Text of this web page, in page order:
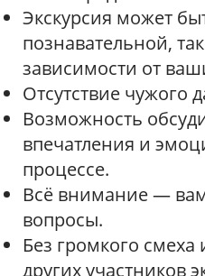
Экскурсия может
познавательной,
зависимости от
Отсутствие чужого
Возможность
впечатления и
процессе.
Всё внимание —
вопросы.
Без громкого
других участников